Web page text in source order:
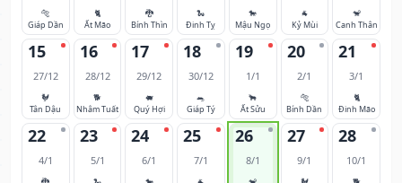
🐅
Giáp Dần
🐈
Ất Mão
🐉
Bính Thìn
🐍
Đinh Tỵ
🐎
Mậu Ngọ
🐐
Kỷ Mùi
🐒
Canh Thân
15
27/12
🐓
Tân Dậu
16
28/12
🐕
Nhâm Tuất
17
29/12
🐖
Quý Hợi
18
30/12
🐀
Giáp Tý
19
1/1
🐂
Ất Sửu
20
2/1
🐅
Bính Dần
21
3/1
🐈
Đinh Mão
22
4/1
23
5/1
24
6/1
25
7/1
26
8/1
27
9/1
28
10/1